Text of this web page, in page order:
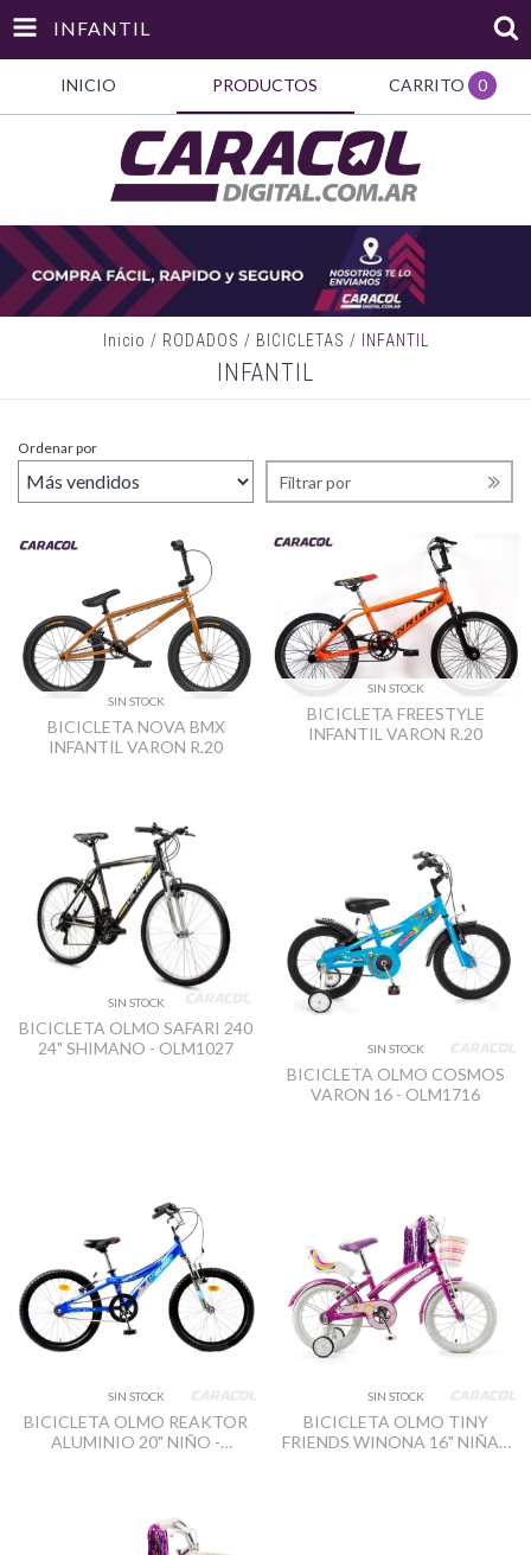
INFANTIL
INICIO PRODUCTOS CARRITO 0
Inicio / RODADOS / BICICLETAS / INFANTIL
INFANTIL
Ordenar por
Filtrar por
SIN STOCK
BICICLETA NOVA BMX
INFANTIL VARON R.20
SIN STOCK
BICICLETA FREESTYLE
INFANTIL VARON R.20
SIN STOCK
BICICLETA OLMO SAFARI 240
24" SHIMANO - OLM1027
SIN STOCK
BICICLETA OLMO COSMOS
VARON 16 - OLM1716
SIN STOCK
BICICLETA OLMO REAKTOR
ALUMINIO 20" NIÑO -
SIN STOCK
BICICLETA OLMO TINY
FRIENDS WINONA 16" NIÑA -